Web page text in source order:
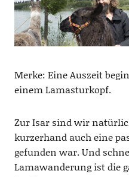
Merke: Eine Auszeit
einem Lamasturkopf.
Zur Isar sind wir
kurzerhand auch eine
gefunden war. Und
Lamawanderung ist die